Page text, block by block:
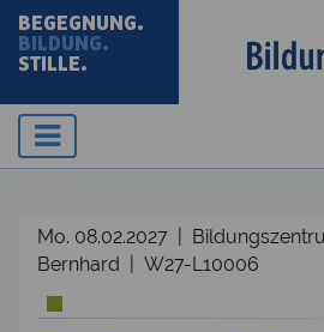
BEGEGNUNG.
BILDUNG.
STILLE.
Mo. 08.02.2027 |
Bernhard | W27-L10006